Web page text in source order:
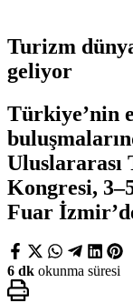
Turizm
geliyor
Türkiye’nin
Uluslararası
Kongresi,
Fuar
6 dk okunma süresi